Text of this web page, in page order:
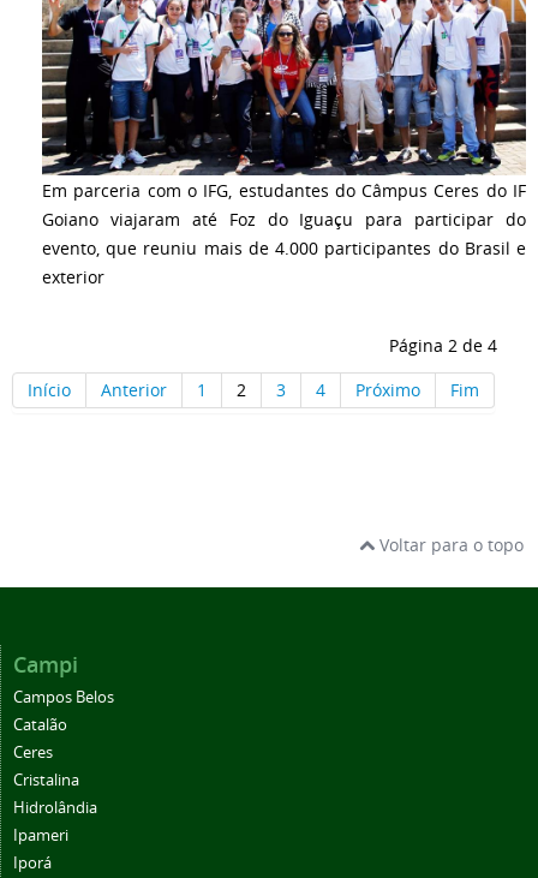
Em parceria com o IFG, estudantes do Câmpus Ceres do IF
Goiano viajaram até Foz do Iguaçu para participar do
evento, que reuniu mais de 4.000 participantes do Brasil e
exterior
Página 2 de 4
Início
Anterior 1 2 3 4 Próximo Fim
Voltar para o topo
Campi
Campos Belos
Catalão
Ceres
Cristalina
Hidrolândia
Ipameri
Iporá